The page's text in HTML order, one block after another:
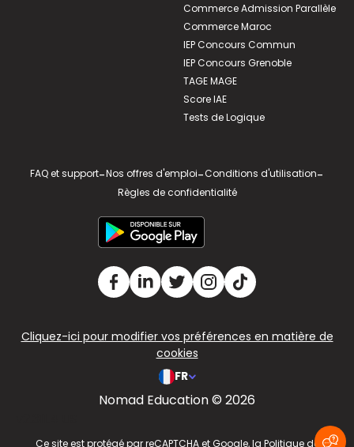
Commerce Admission Parallèle
Commerce Maroc
IEP Concours Commun
IEP Concours Grenoble
TAGE MAGE
Score IAE
Tests de Logique
FAQ et support-Nos offres d'emploi-Conditions d'utilisation-
Règles de confidentialité
Cliquez-ici pour modifier vos préférences en matière de
cookies
FR
Nomad Education © 2026
Ce site est protégé par reCAPTCHA et Google, la Politique de